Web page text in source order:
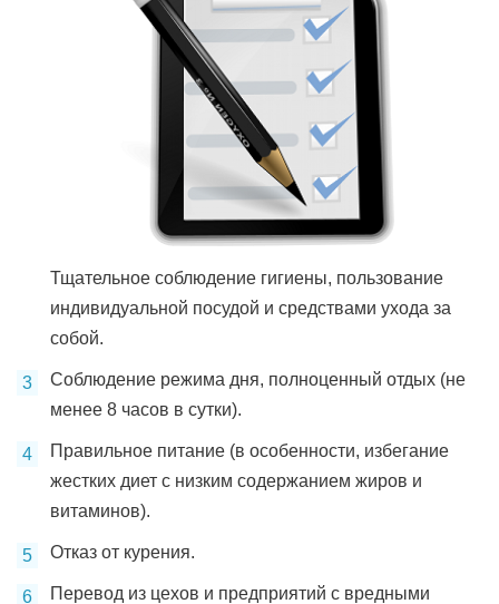
Тщательное соблюдение гигиены, пользование
индивидуальной посудой и средствами ухода за
собой.
Соблюдение режима дня, полноценный отдых (не
менее 8 часов в сутки).
Правильное питание (в особенности, избегание
жестких диет с низким содержанием жиров и
витаминов).
Отказ от курения.
Перевод из цехов и предприятий с вредными